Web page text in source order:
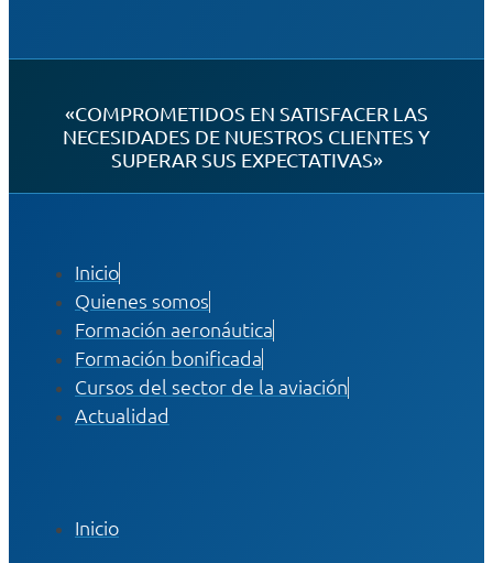
«COMPROMETIDOS EN SATISFACER LAS
NECESIDADES DE NUESTROS CLIENTES Y
SUPERAR SUS EXPECTATIVAS»
Inicio
Quienes somos
Formación aeronáutica
Formación bonificada
Cursos del sector de la aviación
Actualidad
Inicio